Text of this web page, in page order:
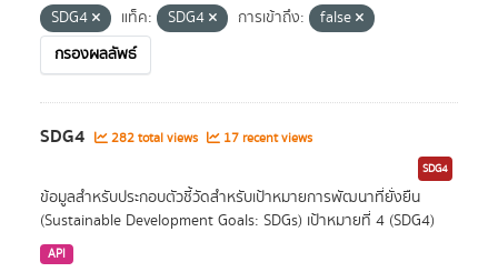
SDG4
แท็ค: SDG4 การเข้าถึง:
false
กรองผลลัพธ์
SDG4 282 total views 17 recent views
SDG4
ข้อมูลสำหรับประกอบตัวชี้วัดสำหรับเป้าหมายการพัฒนาที่ยั่งยืน
(Sustainable Development Goals: SDGs) เป้าหมายที่ 4 (SDG4)
API